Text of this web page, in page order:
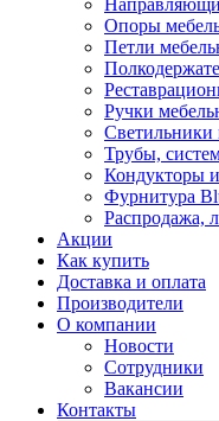
Опоры
Петли
Ручки
Светильники
Трубы,
Кондукторы
Фурнитура
Распродажа,
Акции
Как купить
Доставка и оплата
Производители
О компании
Новости
Сотрудники
Вакансии
Контакты